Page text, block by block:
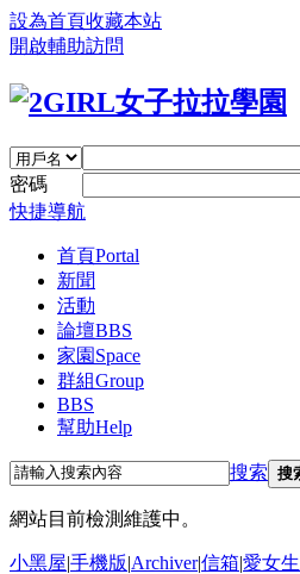
設為首頁收藏本站
開啟輔助訪問
密碼
快捷導航
首頁Portal
新聞
活動
論壇BBS
家園 Space
群組Group
BBS
幫助Help
搜索 搜
網站目前檢測維護中。
小黑屋|手機版|Archiver|信箱|愛女